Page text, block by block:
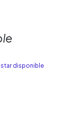
disponible